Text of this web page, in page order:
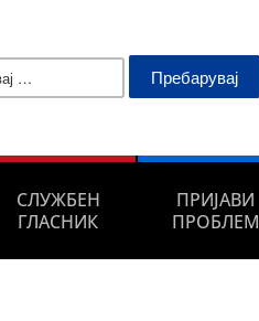
Пребарувај
СЛУЖБЕН
ГЛАСНИК
ПРИЈАВИ
ПРОБЛЕМ